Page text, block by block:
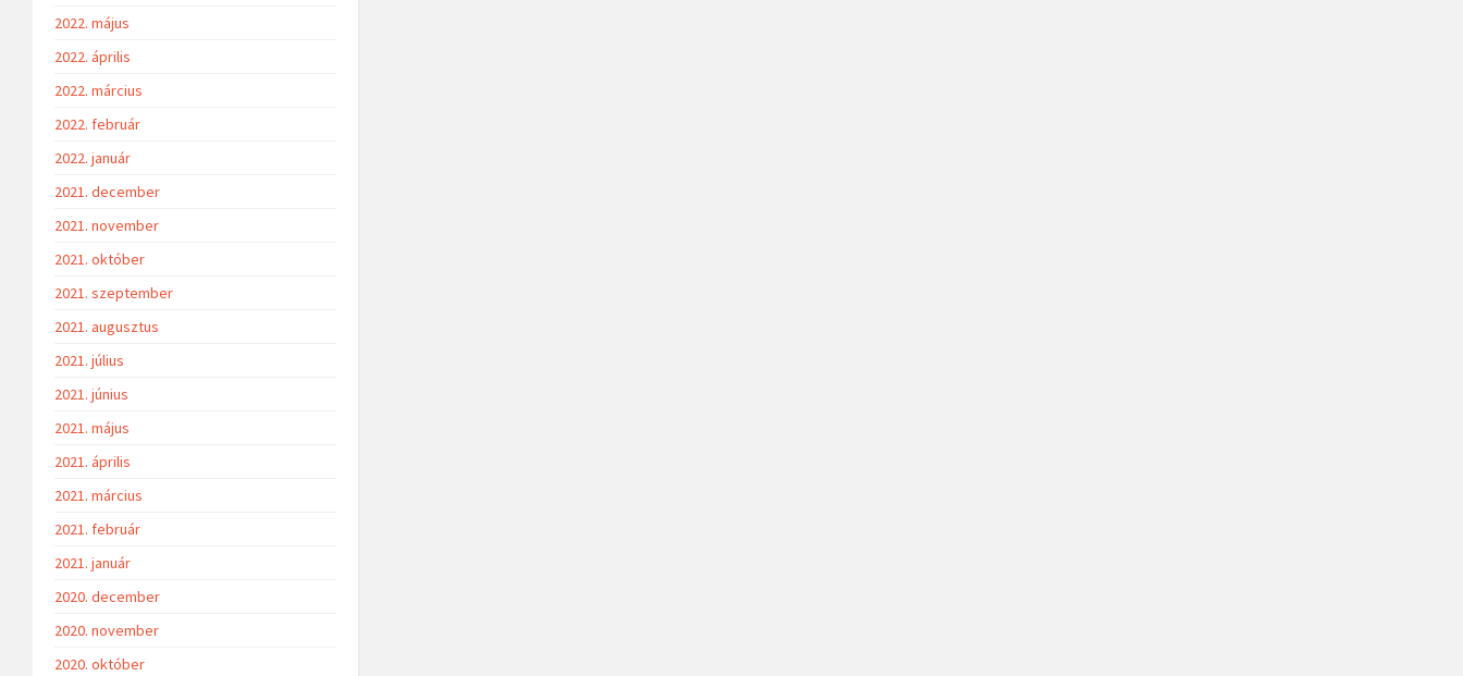
2022. május
2022. április
2022. március
2022. február
2022. január
2021. december
2021. november
2021. október
2021. szeptember
2021. augusztus
2021. július
2021. június
2021. május
2021. április
2021. március
2021. február
2021. január
2020. december
2020. november
2020. október